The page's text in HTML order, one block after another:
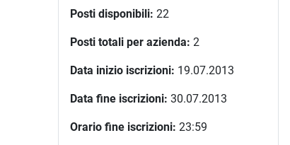
Posti disponibili: 22
Posti totali per azienda: 2
Data inizio iscrizioni: 19.07.2013
Data fine iscrizioni: 30.07.2013
Orario fine iscrizioni: 23:59